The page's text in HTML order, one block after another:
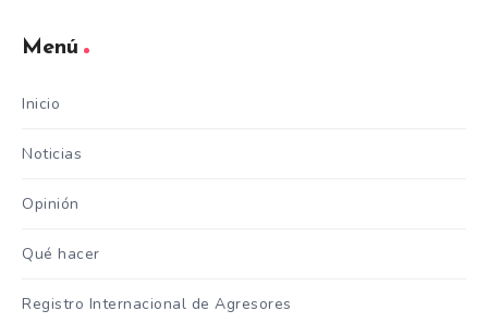
Menú
Inicio
Noticias
Opinión
Qué hacer
Registro Internacional de Agresores